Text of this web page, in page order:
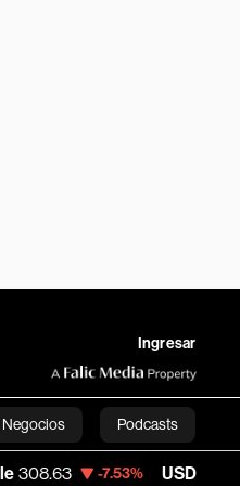
Ingresar
Negocios Podcasts
-7.53% USD COP 3,152.58